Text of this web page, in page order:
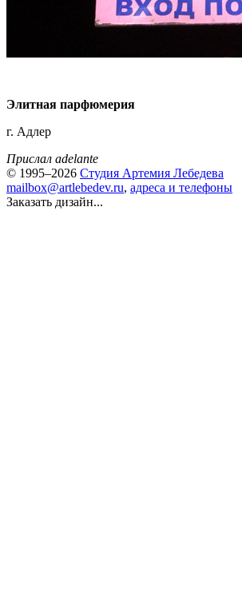
Элитная парфюмерия
г. Адлер
Прислал adelante
© 1995–2026 Студия Артемия Лебедева
mailbox@artlebedev.ru, адреса и телефоны
Заказать дизайн...